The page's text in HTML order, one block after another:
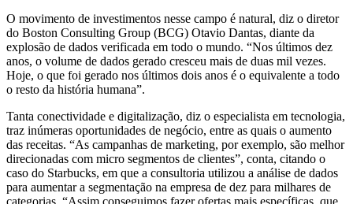
O movimento de investimentos nesse campo é natural, diz o diretor
do Boston Consulting Group (BCG) Otavio Dantas, diante da
explosão de dados verificada em todo o mundo. “Nos últimos dez
anos, o volume de dados gerado cresceu mais de duas mil vezes.
Hoje, o que foi gerado nos últimos dois anos é o equivalente a todo
o resto da história humana”.
Tanta conectividade e digitalização, diz o especialista em tecnologia,
traz inúmeras oportunidades de negócio, entre as quais o aumento
das receitas. “As campanhas de marketing, por exemplo, são melhor
direcionadas com micro segmentos de clientes”, conta, citando o
caso do Starbucks, em que a consultoria utilizou a análise de dados
para aumentar a segmentação na empresa de dez para milhares de